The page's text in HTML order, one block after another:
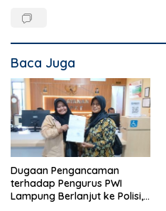
Baca Juga
Dugaan Pengancaman
terhadap Pengurus PWI
Lampung Berlanjut ke Polisi,